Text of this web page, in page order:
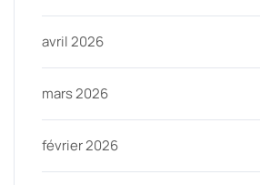
avril 2026
mars 2026
février 2026